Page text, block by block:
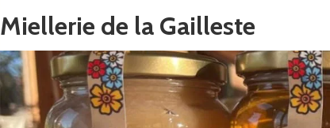
Miellerie de la Gailleste